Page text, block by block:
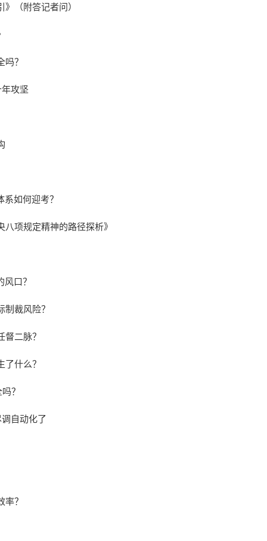
（附答记者问）
？
攻坚
如何迎考？
项规定精神的路径探析》
口？
裁风险？
二脉？
什么？
？
自动化了
？